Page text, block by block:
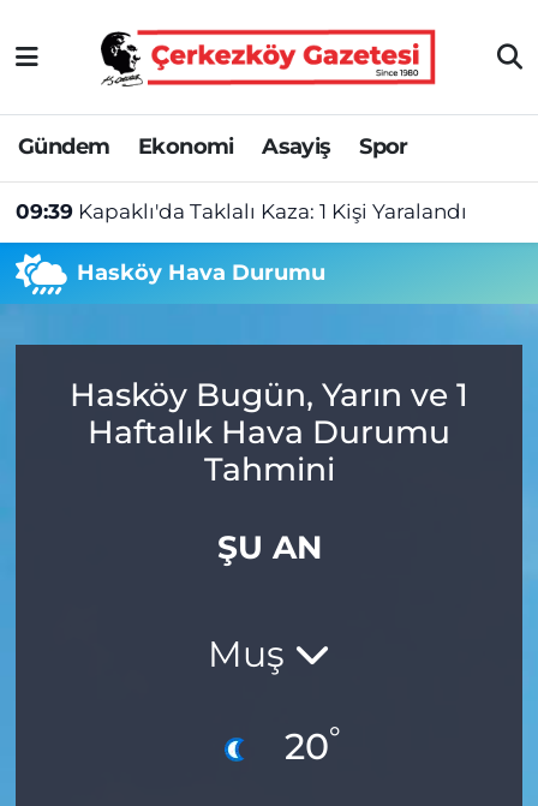
Gündem Ekonomi Asayiş Spor
09:39 Kapaklı'da Taklalı Kaza: 1 Kişi Yaralandı
Hasköy Hava Durumu
Hasköy Bugün, Yarın ve 1
Haftalık Hava Durumu
Tahmini
ŞU AN
Muş
20°
Asayiş
Ekonomi
Gündem
Haber
Manşet
Topluluk Kuralları
Tekirdağ Nöbetçi Eczaneler
Tekirdağ Hava Durumu
Tekirdağ Namaz Vakitleri
Tekirdağ Trafik Yoğunluk Haritası
Tüm Manşetler
Son Dakika Haberleri